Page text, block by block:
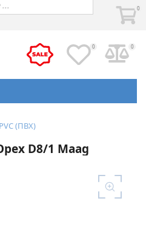
0
0 0
(ПВХ)
D8/1 Maag